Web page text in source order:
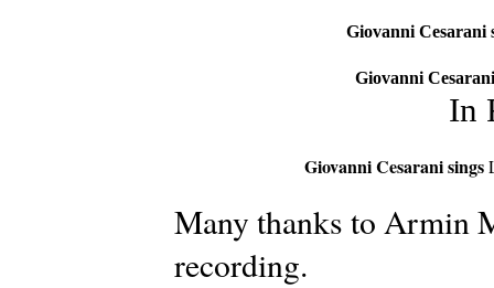
Giovanni Cesarani
Giovanni
In
Giovanni Cesarani sings
Many thanks to Armin
recording.